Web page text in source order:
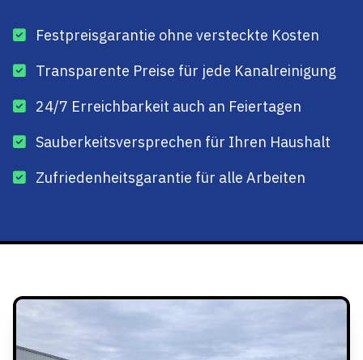
Festpreisgarantie ohne versteckte Kosten
Transparente Preise für jede Kanalreinigung
24/7 Erreichbarkeit auch an Feiertagen
Sauberkeitsversprechen für Ihren Haushalt
Zufriedenheitsgarantie für alle Arbeiten